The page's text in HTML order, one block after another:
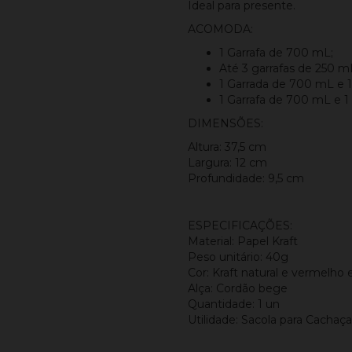
Ideal para presente.
ACOMODA:
1 Garrafa de 700 mL;
Até 3 garrafas de 250
1 Garrada de 700 mL e
1 Garrafa de 700 mL e
DIMENSÕES:
Altura: 37,5 cm
Largura: 12 cm
Profundidade: 9,5 cm
ESPECIFICAÇÕES:
Material: Papel Kraft
Peso unitário: 40g
Cor: Kraft natural e vermelho
Alça: Cordão bege
Quantidade: 1 un
Utilidade: Sacola para